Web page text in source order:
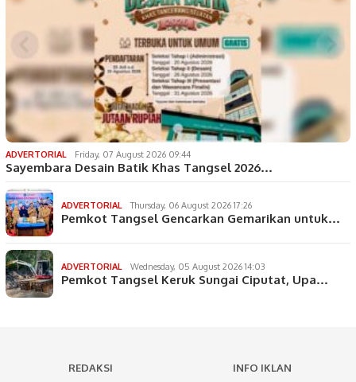
ADVERTORIAL Friday, 07 August 2026 09:44
Sayembara Desain Batik Khas Tangsel 2026…
ADVERTORIAL Thursday, 06 August 2026 17:26
Pemkot Tangsel Gencarkan Gemarikan untuk…
ADVERTORIAL Wednesday, 05 August 2026 14:03
Pemkot Tangsel Keruk Sungai Ciputat, Upa…
REDAKSI
INFO IKLAN